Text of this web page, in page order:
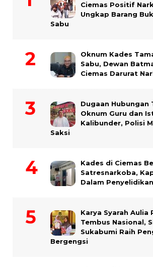
Ciemas Positif
Ungkap Barang
Sabu
Oknum Kades
Sabu, Dewan
Ciemas Darurat
Dugaan Hubungan
Oknum Guru dan
Kalibunder, Polisi
Saksi
Kades di Ciemas
Satresnarkoba,
Dalam Penyelidikan
Karya Syarah Aulia
Tembus Nasional,
Sukabumi Raih
Bergengsi